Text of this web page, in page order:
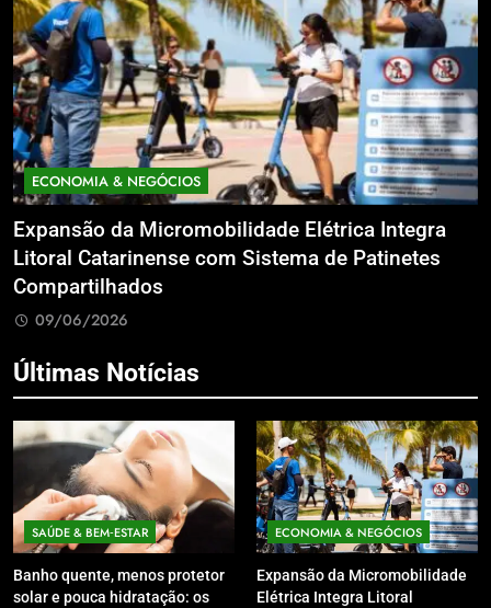
ECONOMIA & NEGÓCIOS
Expansão da Micromobilidade Elétrica Integra
Litoral Catarinense com Sistema de Patinetes
Compartilhados
09/06/2026
Últimas Notícias
SAÚDE & BEM‑ESTAR
Banho quente, menos protetor
solar e pouca hidratação: os
ECONOMIA & NEGÓCIOS
Expansão da Micromobilidade
Elétrica Integra Litoral